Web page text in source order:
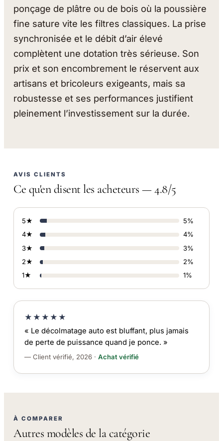
ponçage de plâtre ou de bois où la poussière
fine sature vite les filtres classiques. La prise
synchronisée et le débit d’air élevé
complètent une dotation très sérieuse. Son
prix et son encombrement le réservent aux
artisans et bricoleurs exigeants, mais sa
robustesse et ses performances justifient
pleinement l’investissement sur la durée.
AVIS CLIENTS
Ce qu'en disent les acheteurs — 4.8/5
5★
5%
4★
4%
3★
3%
2★
2%
1★
1%
★★★★★
« Le décolmatage auto est bluffant, plus jamais
de perte de puissance quand je ponce. »
— Client vérifié, 2026 · Achat vérifié
À COMPARER
Autres modèles de la catégorie